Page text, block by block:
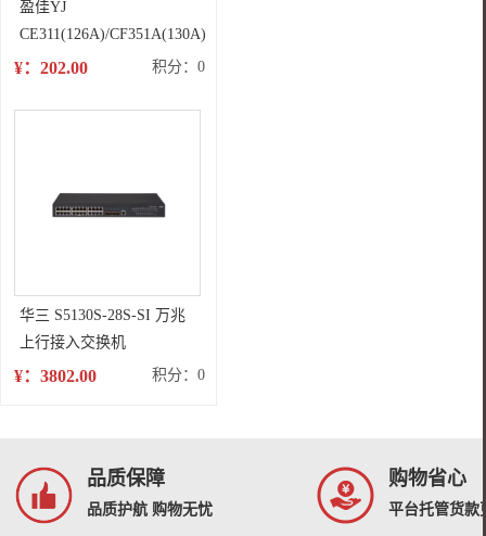
盈佳YJ
CE311(126A)/CF351A(130A)
兰粉(带芯片) 适用于：HP
CP1025/M175a/M175nw/M275/LBP7010C/LBP7018C
¥：202.00 积分：0
华三 S5130S-28S-SI 万兆
上行接入交换机
¥：3802.00 积分：0
品质保障
品质护航 购物无忧
购物省心
平台托管货款